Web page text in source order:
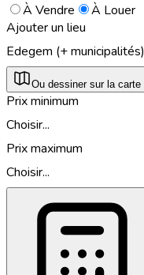
À Vendre
À Louer
Ajouter un lieu
Edegem (+ municipalités)
Ou dessiner sur la carte
Prix minimum
Choisir...
Prix maximum
Choisir...